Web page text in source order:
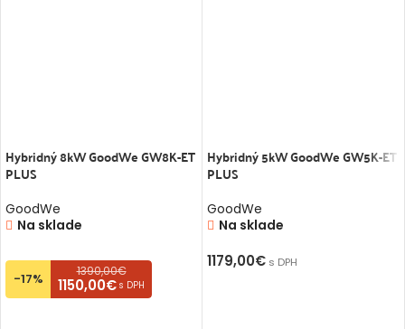
Hybridný 8kW GoodWe GW8K-ET
PLUS
GoodWe
Na sklade
-17% 1390,00€
1150,00€ s DPH
Hybridný 5kW GoodWe GW5K-ET
PLUS
GoodWe
Na sklade
1179,00€ s DPH